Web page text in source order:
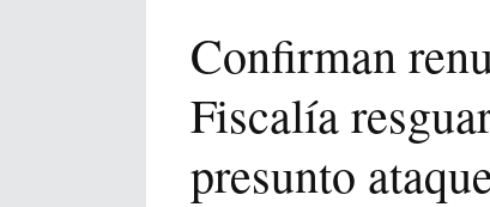
Confirman
Fiscalía
presunto